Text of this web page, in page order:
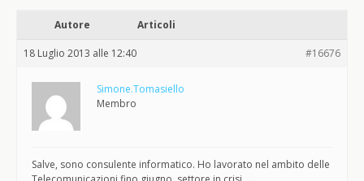
Autore Articoli
18 Luglio 2013 alle 12:40 #16676
Simone.Tomasiello
Membro
Salve, sono consulente informatico. Ho lavorato nel ambito delle